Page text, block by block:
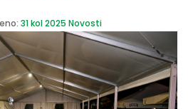
31 kol 2025 Novosti